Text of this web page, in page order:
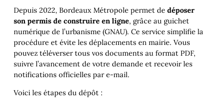
Depuis 2022, Bordeaux Métropole permet de déposer
son permis de construire en ligne, grâce au guichet
numérique de l’urbanisme (GNAU). Ce service simplifie la
procédure et évite les déplacements en mairie. Vous
pouvez téléverser tous vos documents au format PDF,
suivre l’avancement de votre demande et recevoir les
notifications officielles par e-mail.
Voici les étapes du dépôt :